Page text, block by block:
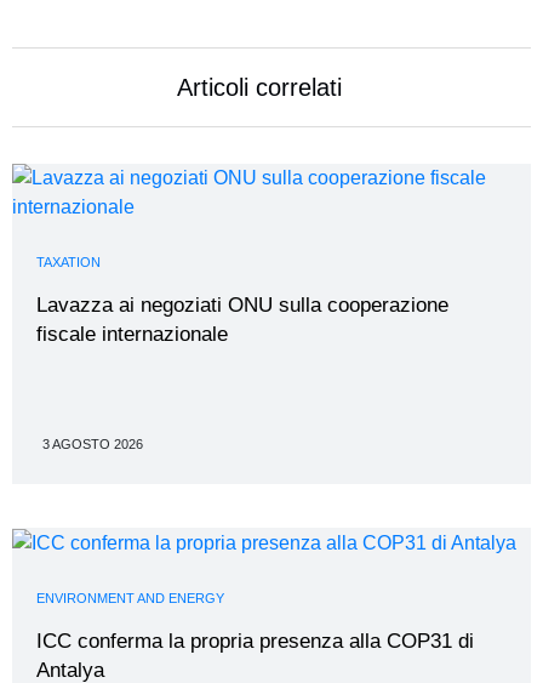
Articoli correlati
TAXATION
Lavazza ai negoziati ONU sulla cooperazione
fiscale internazionale
3 AGOSTO 2026
ENVIRONMENT AND ENERGY
ICC conferma la propria presenza alla COP31 di
Antalya